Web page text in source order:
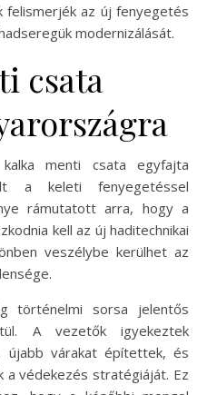
az új fenyegetés
modernizálását.
csata
menti csata egyfajta
a keleti fenyegetéssel
rámutatott arra, hogy a
kell az új haditechnikai
veszélybe kerülhet az
történelmi sorsa jelentős
A vezetők igyekeztek
újabb várakat építettek, és
védekezés stratégiáját. Ez